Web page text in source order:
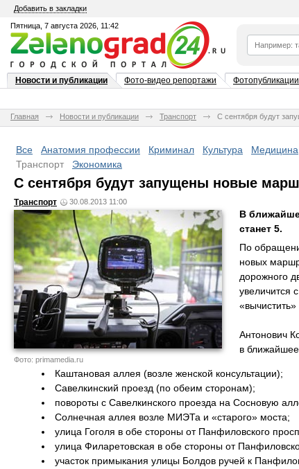
Добавить в закладки
Пятница, 7 августа 2026, 11:42
Новости и публикации Фото-видео репортажи Фотопубликации
Главная Новости и публикации Транспорт С сентября будут
Все Анатомия профессии Криминал Культура Медицина
Транспорт
Экономика
С сентября будут запущены новые
Транспорт 30.08.2013 11:00
Фото: primamedia.ru
В
станет 5.
По
новых
дорожного
увеличится
Антонович
в
Каштановая аллея (возле женской консультации);
Савелкинский проезд (по обеим сторонам);
повороты с Савелкинского проезда на Сосновую
Солнечная аллея возле МИЭТа и «старого» моста;
улица Гоголя в обе стороны от Панфиловского
улица Филаретовская в обе стороны от
участок примыкания улицы Болдов ручей к